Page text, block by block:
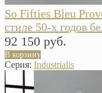
So Fifties Bleu
стиле 50-х годов
92 150 руб.
В корзину
Серия: Industrialis